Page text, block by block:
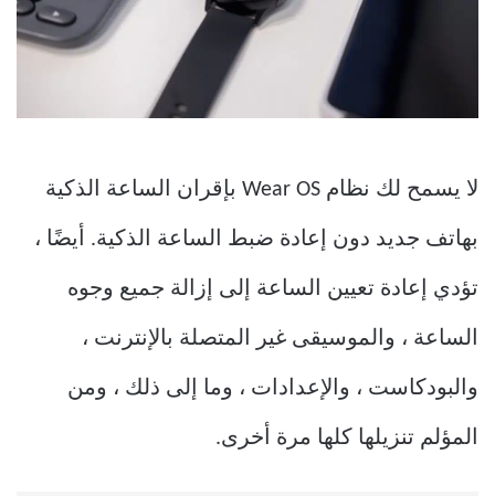
لا يسمح لك نظام Wear OS بإقران الساعة الذكية
بهاتف جديد دون إعادة ضبط الساعة الذكية. أيضًا ،
تؤدي إعادة تعيين الساعة إلى إزالة جميع وجوه
الساعة ، والموسيقى غير المتصلة بالإنترنت ،
والبودكاست ، والإعدادات ، وما إلى ذلك ، ومن
المؤلم تنزيلها كلها مرة أخرى.